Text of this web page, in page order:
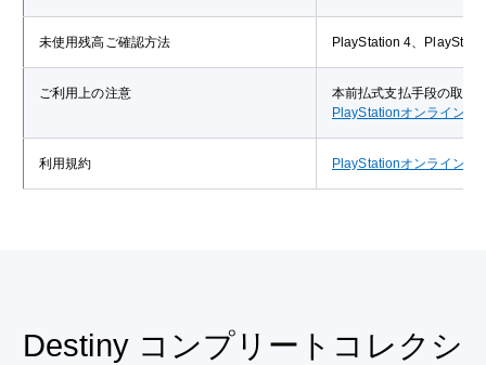
未使用残高ご確認方法 PlayStation 4、
ご利用上の注意
本前払式支払手段の取扱
PlayStationオンラインサ
利用規約 PlayStationオンラインサ
Destiny コンプリートコレクシ